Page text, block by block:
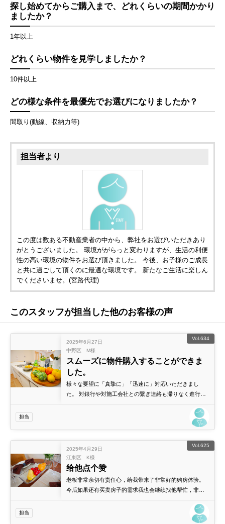
探し始めてからご購入まで、どれくらいの期間かかり
ましたか？
1年以上
どれくらい物件を見学しましたか？
10件以上
どの様な条件を最優先でお選びになりましたか？
間取り(動線、収納力等)
担当者より
この度は数ある不動産業者の中から、弊社をお選びいただきあり
がとうございました。 環境ががらっと変わりますが、生活の利便
性の高い環境の物件をお選び頂きました。 今後、お子様のご成長
と共に過ごして頂くのに最適な環境です。 新たなご生活に楽しん
でくださいませ。(宮路代理)
このスタッフが担当した他のお客様の声
Vol.634
2025年6月27日
中野区 M様
スムーズに物件購入することができま
した。
様々な要望に「真摯に」「迅速に」対応いただきまし
た。 対銀行や対施工会社との繋ぎ連絡も滞りなく進行い
ただき、スムーズに物件購入することができました。 担
当いただいた森上さん/黒瀬さんにはとても感謝していま
担当
Vol.625
2025年4月29日
江東区 K様
给他点个赞
老板非常亲切有责任心，给我带来了非常好的购房体验。
今后如果还有买卖房子的需求我也会继续找他帮忙，非常
专业，为客户着想的老板！给他点个赞
担当